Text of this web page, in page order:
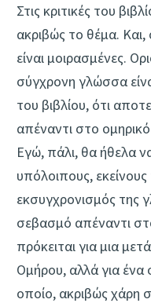
Στις κριτικές του
ακριβώς το θέμα.
είναι μοιρασμένες.
σύγχρονη γλώσσα
του βιβλίου, ότι
απέναντι στο
Εγώ, πάλι, θα ήθελα
υπόλοιπους,
εκσυγχρονισμός της
σεβασμό απέναντι
πρόκειται για μια
Ομήρου, αλλά για
οποίο, ακριβώς χάρη